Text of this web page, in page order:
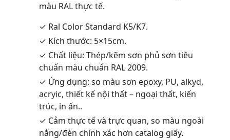
màu RAL thực tế.
✓ Ral Color Standard K5/K7.
✓ Kích thước: 5×15cm.
✓ Chất liệu: Thép/kẽm sơn phủ sơn tiêu
chuẩn màu chuẩn RAL 2009.
✓ Ứng dụng: so màu sơn epoxy, PU, alkyd,
acryic, thiết kế nội thất – ngoại thất, kiến
trúc, in ấn..
✓ Cảm thực tế và trực quan, so màu ngoài
nắng/đèn chính xác hơn catalog giấy.